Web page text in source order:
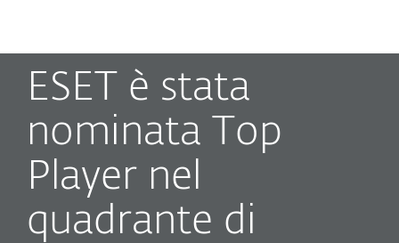
ESET è stata
nominata Top
Player nel
quadrante di